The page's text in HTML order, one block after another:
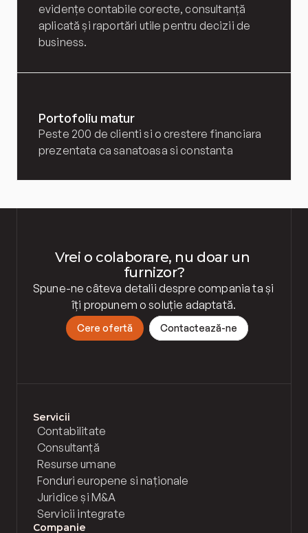
evidențe contabile corecte, consultanță
aplicată și raportări utile pentru decizii de
business.
Portofoliu matur
Peste 200 de clienti si o crestere financiara
prezentata ca sanatoasa si constanta
Vrei o colaborare, nu doar un
furnizor?
Spune-ne câteva detalii despre compania ta și
îți propunem o soluție adaptată.
Cere ofertă Contactează-ne
Servicii
Contabilitate
Consultanță
Resurse umane
Fonduri europene si naționale
Juridice și M&A
Servicii integrate
Companie